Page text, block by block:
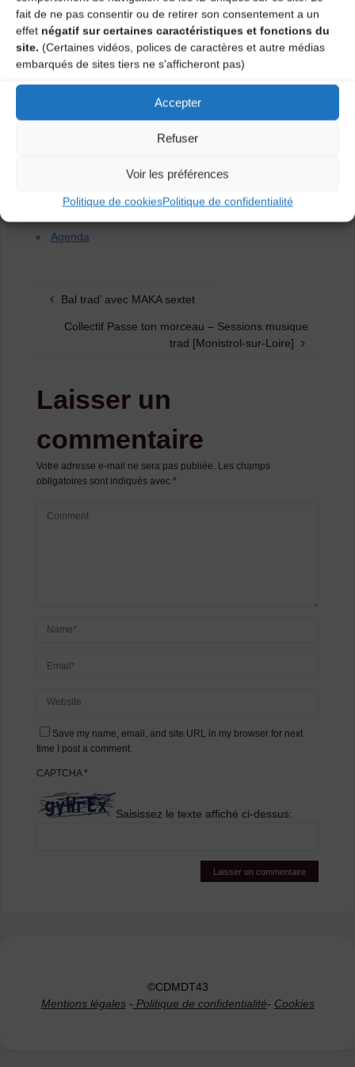
fait de ne pas consentir ou de retirer son consentement a un
effet négatif sur certaines caractéristiques et fonctions du
site. (Certaines vidéos, polices de caractères et autre médias
embarqués de sites tiers ne s'afficheront pas)
Accepter
Refuser
Voir les préférences
Politique de cookiesPolitique de confidentialité
Aucune pression, que du plaisir de jouer ensemble !
Nous contacter pour infos et demande des partitions :
Catégories
Agenda
Bal trad’ avec MAKA sextet
Collectif Passe ton morceau – Sessions musique
trad [Monistrol-sur-Loire]
Laisser un
commentaire
Votre adresse e-mail ne sera pas publiée. Les champs
obligatoires sont indiqués avec *
Save my name, email, and site URL in my browser for next
time I post a comment.
CAPTCHA*
Saisissez le texte affiché ci-dessus:
©CDMDT43
Mentions légales- Politique de confidentialité- Cookies